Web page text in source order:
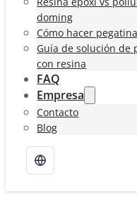
doming
Cómo hacer
Guía de solución de
con resina
FAQ
Empresa
Contacto
Blog